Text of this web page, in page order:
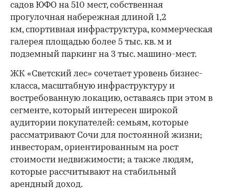
00:00
садов ЮФО на 510 мест, собственная
прогулочная набережная длиной 1,2
км, спортивная инфраструктура, коммерческая
галерея площадью более 5 тыс. кв. м и
подземный паркинг на 3 тыс. машино-мест.
ЖК «Светский лес» сочетает уровень бизнес-
класса, масштабную инфраструктуру и
востребованную локацию, оставаясь при этом в
сегменте, который интересен широкой
аудитории покупателей: семьям, которые
рассматривают Сочи для постоянной жизни;
инвесторам, ориентированным на рост
стоимости недвижимости; а также людям,
которые рассчитывают на стабильный
арендный доход.